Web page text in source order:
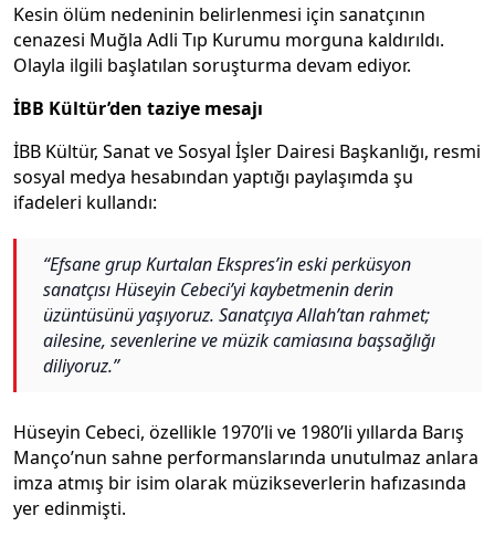
Kesin ölüm nedeninin belirlenmesi için sanatçının
cenazesi Muğla Adli Tıp Kurumu morguna kaldırıldı.
Olayla ilgili başlatılan soruşturma devam ediyor.
İBB Kültür’den taziye mesajı
İBB Kültür, Sanat ve Sosyal İşler Dairesi Başkanlığı, resmi
sosyal medya hesabından yaptığı paylaşımda şu
ifadeleri kullandı:
“Efsane grup Kurtalan Ekspres’in eski perküsyon
sanatçısı Hüseyin Cebeci’yi kaybetmenin derin
üzüntüsünü yaşıyoruz. Sanatçıya Allah’tan rahmet;
ailesine, sevenlerine ve müzik camiasına başsağlığı
diliyoruz.”
Hüseyin Cebeci, özellikle 1970’li ve 1980’li yıllarda Barış
Manço’nun sahne performanslarında unutulmaz anlara
imza atmış bir isim olarak müzikseverlerin hafızasında
yer edinmişti.